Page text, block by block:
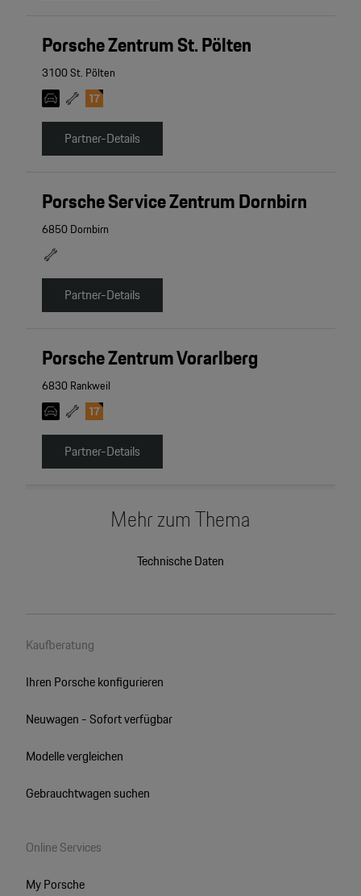
Porsche Zentrum St. Pölten
3100 St. Pölten
Partner-Details
Porsche Service Zentrum Dornbirn
6850 Dornbirn
Partner-Details
Porsche Zentrum Vorarlberg
6830 Rankweil
Partner-Details
Mehr zum Thema
Technische Daten
Kaufberatung
Ihren Porsche konfigurieren
Neuwagen - Sofort verfügbar
Modelle vergleichen
Gebrauchtwagen suchen
Online Services
My Porsche